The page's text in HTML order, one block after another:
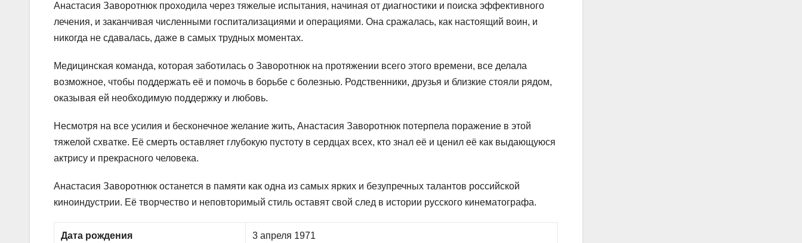
Анастасия Заворотнюк проходила через тяжелые испытания, начиная от диагностики и поиска эффективного
лечения, и заканчивая численными госпитализациями и операциями. Она сражалась, как настоящий воин, и
никогда не сдавалась, даже в самых трудных моментах.
Медицинская команда, которая заботилась о Заворотнюк на протяжении всего этого времени, все делала
возможное, чтобы поддержать её и помочь в борьбе с болезнью. Родственники, друзья и близкие стояли рядом,
оказывая ей необходимую поддержку и любовь.
Несмотря на все усилия и бесконечное желание жить, Анастасия Заворотнюк потерпела поражение в этой
тяжелой схватке. Её смерть оставляет глубокую пустоту в сердцах всех, кто знал её и ценил её как выдающуюся
актрису и прекрасного человека.
Анастасия Заворотнюк останется в памяти как одна из самых ярких и безупречных талантов российской
киноиндустрии. Её творчество и неповторимый стиль оставят свой след в истории русского кинематографа.
Дата рождения 3 апреля 1971